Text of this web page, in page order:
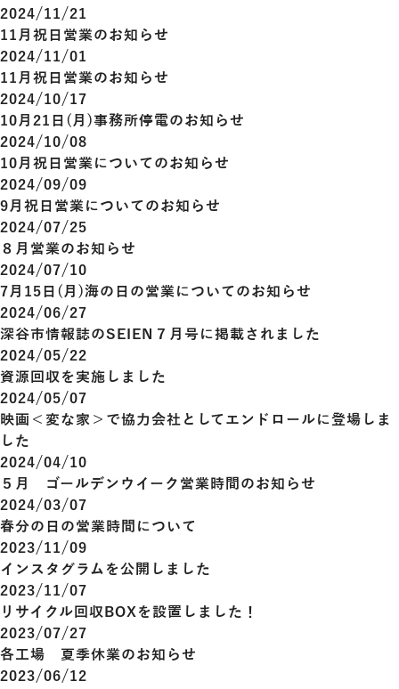
2024/11/21
11月祝日営業のお知らせ
2024/11/01
11月祝日営業のお知らせ
2024/10/17
10月21日(月)事務所停電のお知らせ
2024/10/08
10月祝日営業についてのお知らせ
2024/09/09
9月祝日営業についてのお知らせ
2024/07/25
８月営業のお知らせ
2024/07/10
7月15日(月)海の日の営業についてのお知らせ
2024/06/27
深谷市情報誌のSEIEN７月号に掲載されました
2024/05/22
資源回収を実施しました
2024/05/07
映画＜変な家＞で協力会社としてエンドロールに登場しま
した
2024/04/10
５月 ゴールデンウイーク営業時間のお知らせ
2024/03/07
春分の日の営業時間について
2023/11/09
インスタグラムを公開しました
2023/11/07
リサイクル回収BOXを設置しました！
2023/07/27
各工場 夏季休業のお知らせ
2023/06/12